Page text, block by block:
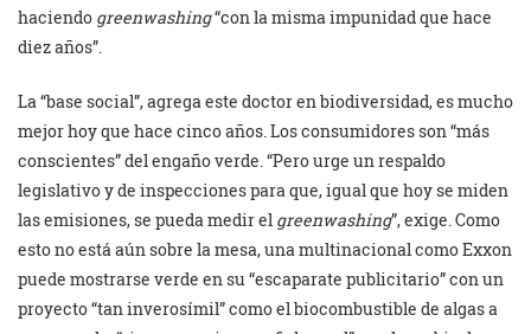
haciendo greenwashing“con la misma impunidad que hace
diez años”.
La “base social”, agrega este doctor en biodiversidad, es mucho
mejor hoy que hace cinco años. Los consumidores son “más
conscientes” del engaño verde. “Pero urge un respaldo
legislativo y de inspecciones para que, igual que hoy se miden
las emisiones, se pueda medir el greenwashing”, exige. Como
esto no está aún sobre la mesa, una multinacional como Exxon
puede mostrarse verde en su “escaparate publicitario” con un
proyecto “tan inverosímil” como el biocombustible de algas a